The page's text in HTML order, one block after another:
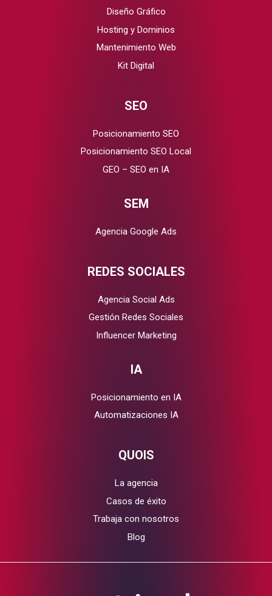
Diseño Gráfico
Hosting y Dominios
Mantenimiento Web
Kit Digital
SEO
Posicionamiento SEO
Posicionamiento SEO Local
GEO – SEO en IA
SEM
Agencia Google Ads
REDES SOCIALES
Agencia Social Ads
Gestión Redes Sociales
Influencer Marketing
IA
Posicionamiento en IA
Automatizaciones IA
QUOIS
La agencia
Casos de éxito
Trabaja con nosotros
Blog